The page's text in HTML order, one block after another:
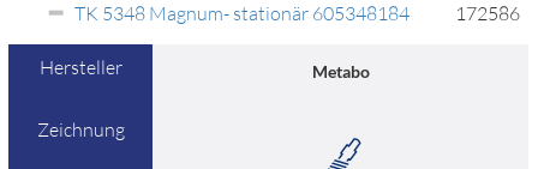
TK 5348 Magnum- stationär 605348184 172586
Hersteller Metabo
Zeichnung